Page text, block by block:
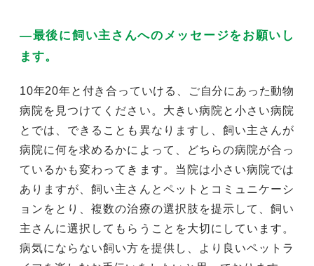
―最後に飼い主さんへのメッセージをお願いし
ます。
10年20年と付き合っていける、ご自分にあった動物
病院を見つけてください。大きい病院と小さい病院
とでは、できることも異なりますし、飼い主さんが
病院に何を求めるかによって、どちらの病院が合っ
ているかも変わってきます。当院は小さい病院では
ありますが、飼い主さんとペットとコミュニケーシ
ョンをとり、複数の治療の選択肢を提示して、飼い
主さんに選択してもらうことを大切にしています。
病気にならない飼い方を提供し、より良いペットラ